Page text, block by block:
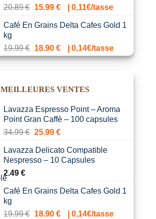
19.85 €.16.99 €.
20.89€
Le
initial
20.89 €.
15.99 €Le
actuel
15.99 €.
| 0,11€/tasse
Café En Grains Delta Cafes Gold 1
kg
19.99€
Le
prix
19.99 €.
18.90 €Le
prix
18.90 €.
| 0,14€/tasse
MEILLEURES VENTES
Lavazza Espresso Point – Aroma
Point Gran Caffè – 100 capsules
34.99€ Le
initial
était :
25.99 €Le
actuel
est :
Lavazza Delicato Compatible
Nespresso – 10 Capsules
2.49 €
Café En Grains Delta Cafes Gold 1
kg
19.99€ Le
18.90 €Le | 0,14€/tasse